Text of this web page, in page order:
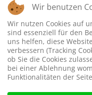
Wir benutzen
Wir nutzen Cookies auf
sind essenziell für den
uns helfen, diese
verbessern (Tracking
ob Sie die Cookies
bei einer Ablehnung
Funktionalitäten der